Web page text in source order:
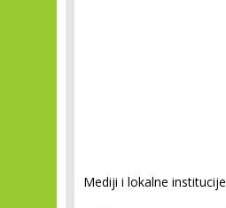
Mediji i lokalne institucije